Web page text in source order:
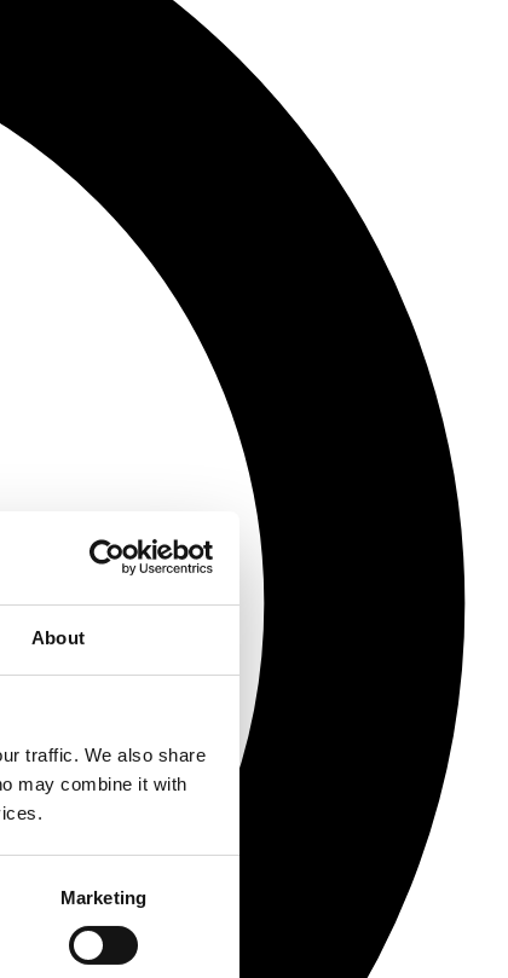
About
traffic. We also share
may combine it with
Marketing